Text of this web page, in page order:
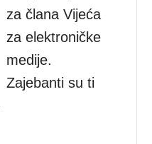
za člana Vijeća
za elektroničke
medije.
Zajebanti su ti